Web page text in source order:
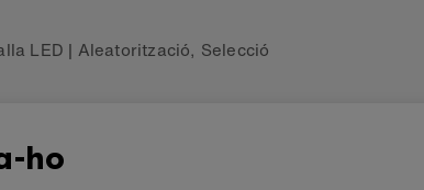
LED | Aleatorització, Selecció
ho